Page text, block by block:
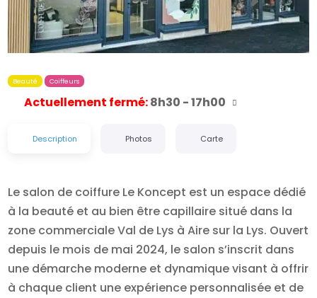
Beauté Coiffeurs
Actuellement fermé:8h30 - 17h00
Description Photos Carte
Le salon de coiffure Le Koncept est un espace dédié
à la beauté et au bien être capillaire situé dans la
zone commerciale Val de Lys à Aire sur la Lys. Ouvert
depuis le mois de mai 2024, le salon s’inscrit dans
une démarche moderne et dynamique visant à offrir
à chaque client une expérience personnalisée et de